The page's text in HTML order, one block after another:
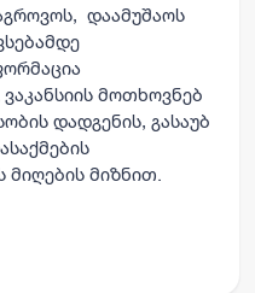
დაამუშაოს
მოთხოვნებ
დადგენის, გასაუბ
მიღების მიზნით.